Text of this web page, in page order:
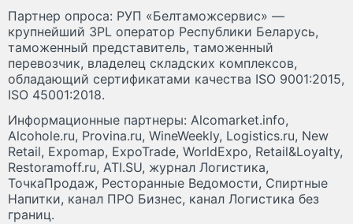
Партнер опроса: РУП «Белтаможсервис» —
крупнейший 3PL оператор Республики Беларусь,
таможенный представитель, таможенный
перевозчик, владелец складских комплексов,
обладающий сертификатами качества ISO 9001:2015,
ISO 45001:2018.
Информационные партнеры: Alcomarket.info,
Alcohole.ru, Provina.ru, WineWeekly, Logistics.ru, New
Retail, Expomap, ExpoTrade, WorldExpo, Retail&Loyalty,
Restoramoff.ru, ATI.SU, журнал Логистика,
ТочкаПродаж, Ресторанные Ведомости, Спиртные
Напитки, канал ПРО Бизнес, канал Логистика без
границ.